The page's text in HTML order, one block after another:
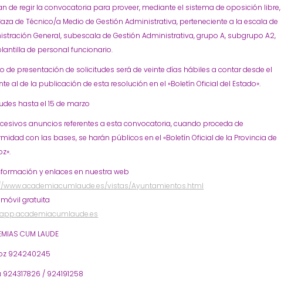
de regir la convocatoria para proveer, mediante el sistema de oposición libre,
de Técnico/a Medio de Gestión Administrativa, perteneciente a la escala de
General, subescala de Gestión Administrativa, grupo A, subgrupo A2,
de personal funcionario.
de presentación de solicitudes será de veinte días hábiles a contar desde el
al de la publicación de esta resolución en el «Boletín Oficial del Estado».
hasta el 15 de marzo
anuncios referentes a esta convocatoria, cuando proceda de
con las bases, se harán públicos en el «Boletín Oficial de la Provincia de
y enlaces en nuestra web
www.academiacumlaude.es/vistas/Ayuntamientos.html
gratuita
CUM LAUDE
924240245
924317826 / 924191258